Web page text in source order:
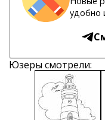
удобно
Юзеры смотрели: